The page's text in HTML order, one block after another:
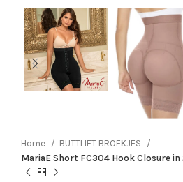
Home
BUTTLIFT BROEKJES
MariaE Short FC304 Hook Closure in